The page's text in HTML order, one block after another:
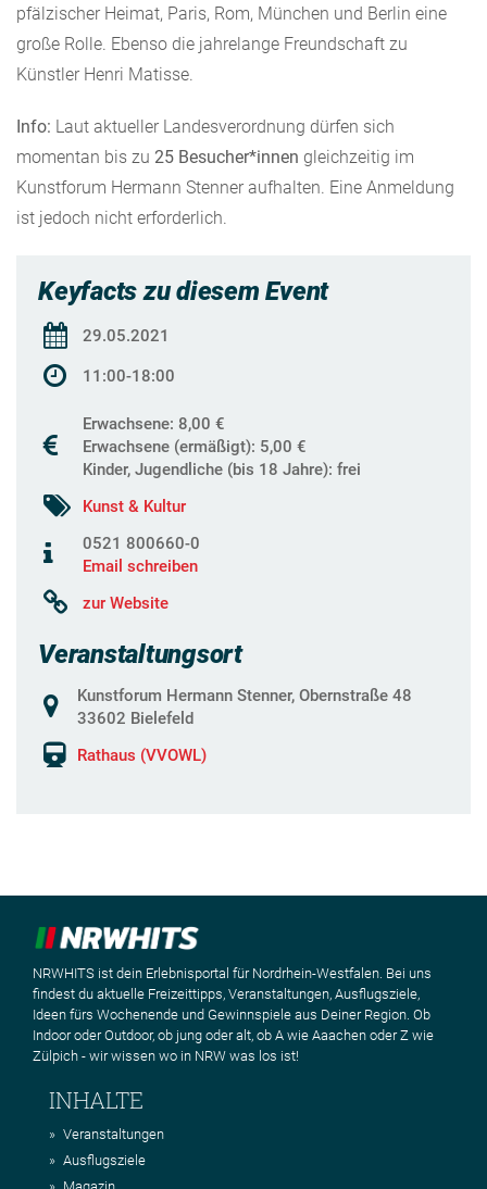
pfälzischer Heimat, Paris, Rom, München und Berlin eine
große Rolle. Ebenso die jahrelange Freundschaft zu
Künstler Henri Matisse.
Info: Laut aktueller Landesverordnung dürfen sich
momentan bis zu 25 Besucher*innen gleichzeitig im
Kunstforum Hermann Stenner aufhalten. Eine Anmeldung
ist jedoch nicht erforderlich.
Keyfacts zu diesem Event
29.05.2021
11:00-18:00
Erwachsene: 8,00 €
Erwachsene (ermäßigt): 5,00 €
Kinder, Jugendliche (bis 18 Jahre): frei
Kunst & Kultur
0521 800660-0
Email schreiben
zur Website
Veranstaltungsort
Kunstforum Hermann Stenner, Obernstraße 48
33602 Bielefeld
Rathaus (VVOWL)
NRWHITS ist dein Erlebnisportal für Nordrhein-Westfalen. Bei uns
findest du aktuelle Freizeittipps, Veranstaltungen, Ausflugsziele,
Ideen fürs Wochenende und Gewinnspiele aus Deiner Region. Ob
Indoor oder Outdoor, ob jung oder alt, ob A wie Aaachen oder Z wie
Zülpich - wir wissen wo in NRW was los ist!
INHALTE
Veranstaltungen
Ausflugsziele
Magazin